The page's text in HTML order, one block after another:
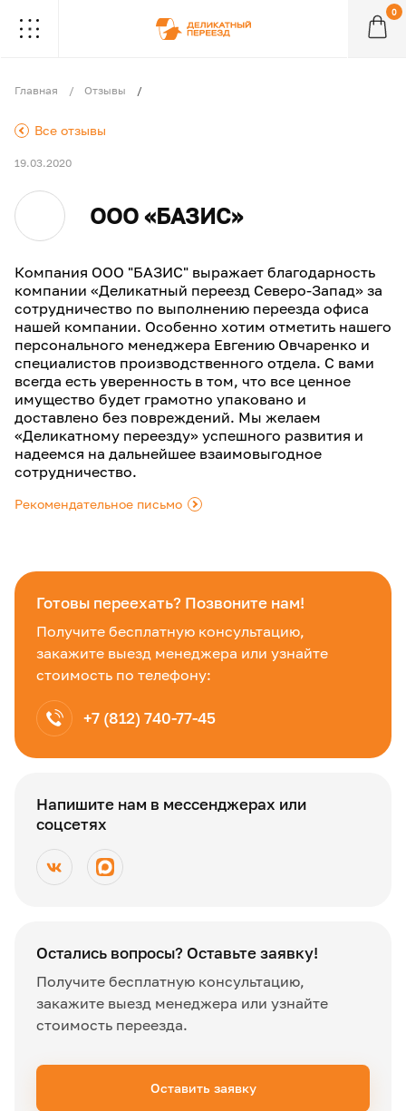
. . .
. . .
0
Главная Отзывы
Все отзывы
.
19.03.2020
ООО «БАЗИС»
Компания ООО "БАЗИС" выражает благодарность
компании «Деликатный переезд Северо-Запад» за
сотрудничество по выполнению переезда офиса
нашей компании. Особенно хотим отметить нашего
персонального менеджера Евгению Овчаренко и
специалистов производственного отдела. С вами
всегда есть уверенность в том, что все ценное
имущество будет грамотно упаковано и
доставлено без повреждений. Мы желаем
«Деликатному переезду» успешного развития и
надеемся на дальнейшее взаимовыгодное
сотрудничество.
Рекомендательное письмо .
Готовы переехать? Позвоните нам!
Получите бесплатную консультацию,
закажите выезд менеджера или узнайте
стоимость по телефону:
+7 (812) 740-77-45
Напишите нам в мессенджерах или
соцсетях
Остались вопросы? Оставьте заявку!
Получите бесплатную консультацию,
закажите выезд менеджера или узнайте
стоимость переезда.
Оставить заявку